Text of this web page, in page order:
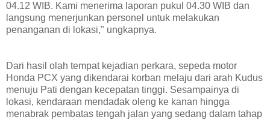
04.12 WIB. Kami menerima laporan pukul 04.30 WIB dan
langsung menerjunkan personel untuk melakukan
penanganan di lokasi," ungkapnya.
Dari hasil olah tempat kejadian perkara, sepeda motor
Honda PCX yang dikendarai korban melaju dari arah Kudus
menuju Pati dengan kecepatan tinggi. Sesampainya di
lokasi, kendaraan mendadak oleng ke kanan hingga
menabrak pembatas tengah jalan yang sedang dalam tahap